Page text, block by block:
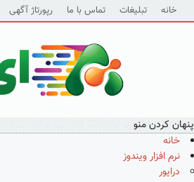
خانه تبلیغات تماس با ما رپورتاژ آگهی
پنهان کردن منو
خانه
نرم افزار ویندوز
درایور